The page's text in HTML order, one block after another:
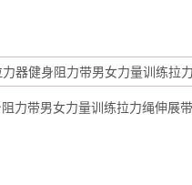
力带男女力量训练拉力绳伸展